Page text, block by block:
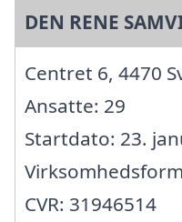
DEN RENE
Centret 6, 4470
Ansatte: 29
Startdato: 23.
CVR: 31946514